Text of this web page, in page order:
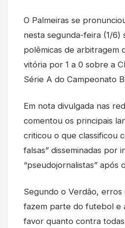
O Palmeiras se
nesta segunda-feira (1/6)
polêmicas de arbitragem
vitória por 1 a 0 sobre a
Série A do Campeonato
Em nota divulgada nas
comentou os principais
criticou o que classificou
falsas” disseminadas por
“pseudojornalistas” após
Segundo o Verdão,
fazem parte do futebol e
favor quanto contra